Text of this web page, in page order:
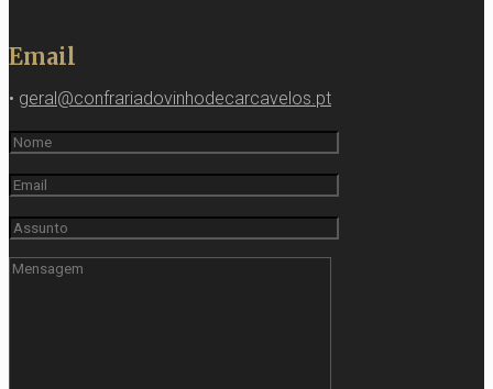
Email
• geral@confrariadovinhodecarcavelos.pt